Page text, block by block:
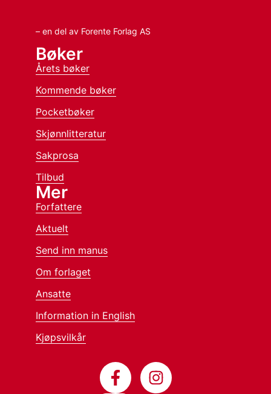
– en del av Forente Forlag AS
Bøker
Årets bøker
Kommende bøker
Pocketbøker
Skjønnlitteratur
Sakprosa
Tilbud
Mer
Forfattere
Aktuelt
Send inn manus
Om forlaget
Ansatte
Information in English
Kjøpsvilkår